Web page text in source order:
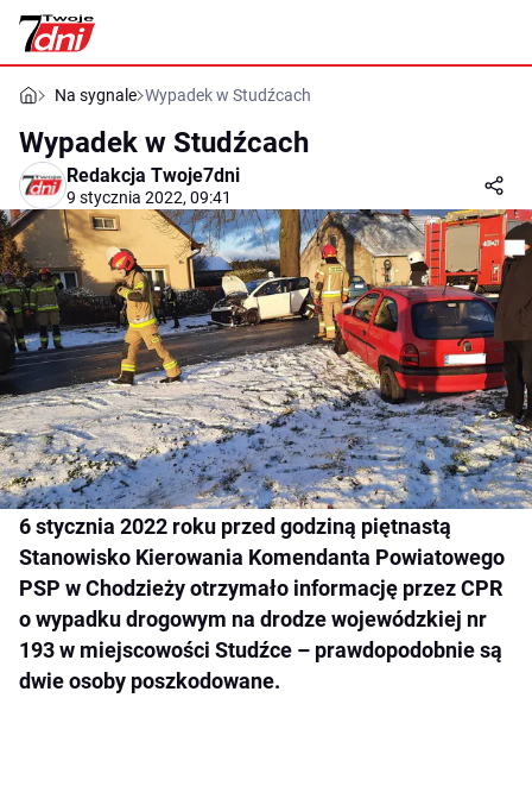
Na sygnale Wypadek w Studźcach
Wypadek w Studźcach
Redakcja Twoje7dni
9 stycznia 2022, 09:41
6 stycznia 2022 roku przed godziną piętnastą
Stanowisko Kierowania Komendanta Powiatowego
PSP w Chodzieży otrzymało informację przez CPR
o wypadku drogowym na drodze wojewódzkiej nr
193 w miejscowości Studźce – prawdopodobnie są
dwie osoby poszkodowane.